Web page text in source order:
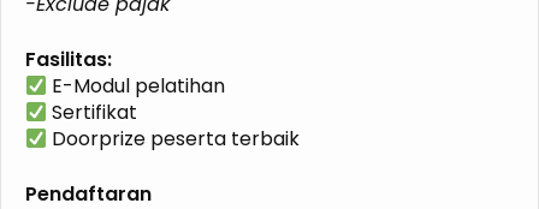
Fasilitas:
E-Modul pelatihan
Sertifikat
Doorprize peserta terbaik
Pendaftaran